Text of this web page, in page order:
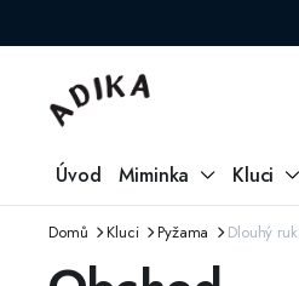
Úvod Miminka Kluci
Domů Kluci Pyžama Dlouhý